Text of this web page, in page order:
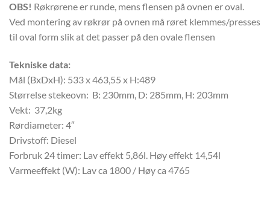
OBS! Røkrørene er runde, mens flensen på ovnen er oval.
Ved montering av røkrør på ovnen må røret klemmes/presses
til oval form slik at det passer på den ovale flensen
Tekniske data:
Mål (BxDxH): 533 x 463,55 x H:489
Størrelse stekeovn: B: 230mm, D: 285mm, H: 203mm
Vekt: 37,2kg
Rørdiameter: 4″
Drivstoff: Diesel
Forbruk 24 timer: Lav effekt 5,86l. Høy effekt 14,54l
Varmeeffekt (W): Lav ca 1800 / Høy ca 4765